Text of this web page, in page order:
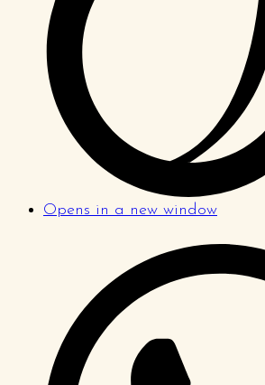
Opens in a new window